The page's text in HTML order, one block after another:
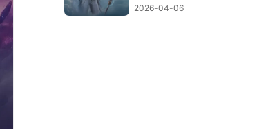
别卡顿畅玩！
2026-04-06